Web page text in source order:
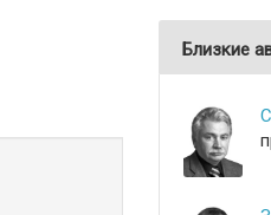
Близкие